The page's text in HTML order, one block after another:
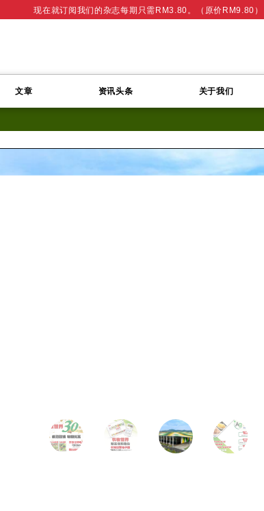
现在就订阅我们的杂志每期只需RM3.80。（原价RM9.80）
文章 资讯头条 关于我们